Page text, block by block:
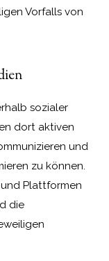
Vorfalls von
sozialer
dort aktiven
und
zu können.
Plattformen
die